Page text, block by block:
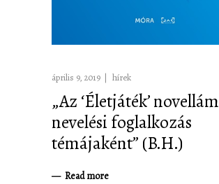
április 9, 2019 hírek
„Az ‘Életjáték’ novellám
nevelési foglalkozás
témájaként” (B.H.)
Read more